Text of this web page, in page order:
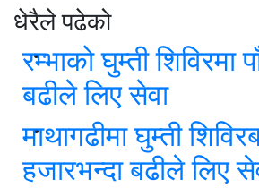
धेरैले पढेको
रम्भाको घुम्ती शिविरमा
बढीले लिए सेवा
माथागढीमा घुम्ती
हजारभन्दा बढीले लिए